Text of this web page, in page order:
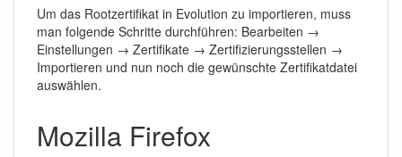
Um das Rootzertifikat in Evolution zu importieren, muss
man folgende Schritte durchführen: Bearbeiten →
Einstellungen → Zertifikate → Zertifizierungsstellen →
Importieren und nun noch die gewünschte Zertifikatdatei
auswählen.
Mozilla Firefox